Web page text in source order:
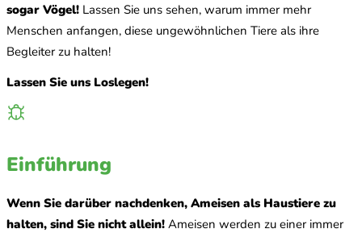
sogar Vögel! Lassen Sie uns sehen, warum immer mehr
Menschen anfangen, diese ungewöhnlichen Tiere als ihre
Begleiter zu halten!
Lassen Sie uns Loslegen!
Einführung
Wenn Sie darüber nachdenken, Ameisen als Haustiere zu
halten, sind Sie nicht allein! Ameisen werden zu einer immer